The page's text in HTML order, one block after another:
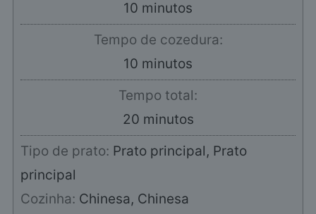
10 minutos
minutos
Tempo de cozedura:
10 minutos
minutos
Tempo total:
20minutos
minutos
Tipo de prato: Prato principal, Prato
principal
Cozinha: Chinesa, Chinesa